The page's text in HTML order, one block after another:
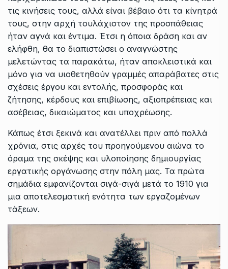
τις κινήσεις τους, αλλά είναι βέβαιο ότι τα κίνητρά
τους, στην αρχή τουλάχιστον της προσπάθειας
ήταν αγνά και έντιμα. Έτσι η όποια δράση και αν
ελήφθη, θα το διαπιστώσει ο αναγνώστης
μελετώντας τα παρακάτω, ήταν αποκλειστικά και
μόνο για να υιοθετηθούν γραμμές απαράβατες στις
σχέσεις έργου και εντολής, προσφοράς και
ζήτησης, κέρδους και επιβίωσης, αξιοπρέπειας και
ασέβειας, δικαιώματος και υποχρέωσης.
Κάπως έτσι ξεκινά και ανατέλλει πριν από πολλά
χρόνια, στις αρχές του προηγούμενου αιώνα το
όραμα της σκέψης και υλοποίησης δημιουργίας
εργατικής οργάνωσης στην πόλη μας. Τα πρώτα
σημάδια εμφανίζονται σιγά-σιγά μετά το 1910 για
μια αποτελεσματική ενότητα των εργαζομένων
τάξεων.